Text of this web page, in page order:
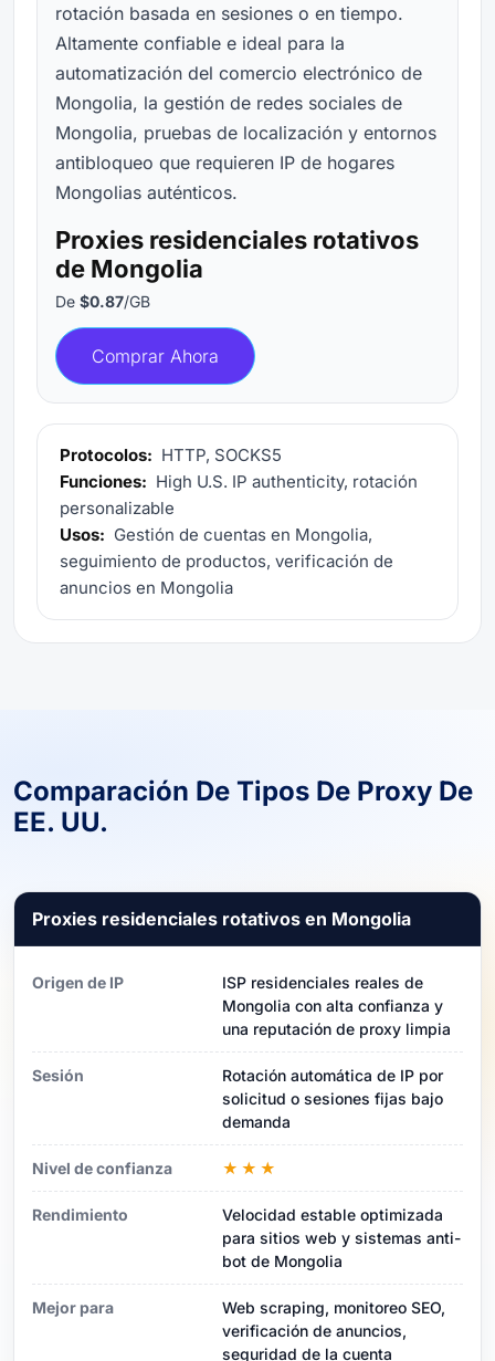
rotación basada en sesiones o en tiempo.
Altamente confiable e ideal para la
automatización del comercio electrónico de
Mongolia, la gestión de redes sociales de
Mongolia, pruebas de localización y entornos
antibloqueo que requieren IP de hogares
Mongolias auténticos.
Proxies residenciales rotativos
de Mongolia
De $0.87/GB
Comprar Ahora
Protocolos: HTTP, SOCKS5
Funciones: High U.S. IP authenticity, rotación
personalizable
Usos: Gestión de cuentas en Mongolia,
seguimiento de productos, verificación de
anuncios en Mongolia
Comparación De Tipos De Proxy De
EE. UU.
Proxies residenciales rotativos en Mongolia
Origen de IP
ISP residenciales reales de
Mongolia con alta confianza y
una reputación de proxy limpia
Sesión
Rotación automática de IP por
solicitud o sesiones fijas bajo
demanda
Nivel de confianza ★★★
Rendimiento
Velocidad estable optimizada
para sitios web y sistemas anti-
bot de Mongolia
Mejor para
Web scraping, monitoreo SEO,
verificación de anuncios,
seguridad de la cuenta